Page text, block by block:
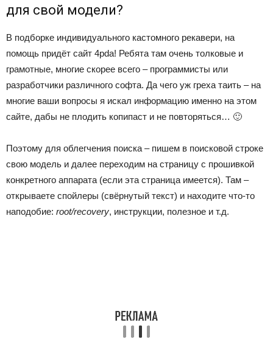
для свой модели?
В подборке индивидуального кастомного рекавери, на
помощь придёт сайт 4pda! Ребята там очень толковые и
грамотные, многие скорее всего – программисты или
разработчики различного софта. Да чего уж греха таить – на
многие ваши вопросы я искал информацию именно на этом
сайте, дабы не плодить копипаст и не повторяться… 🙂
Поэтому для облегчения поиска – пишем в поисковой строке
свою модель и далее переходим на страницу с прошивкой
конкретного аппарата (если эта страница имеется). Там –
открываете спойлеры (свёрнутый текст) и находите что-то
наподобие: root/recovery, инструкции, полезное и т.д.